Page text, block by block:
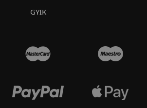
GYIK